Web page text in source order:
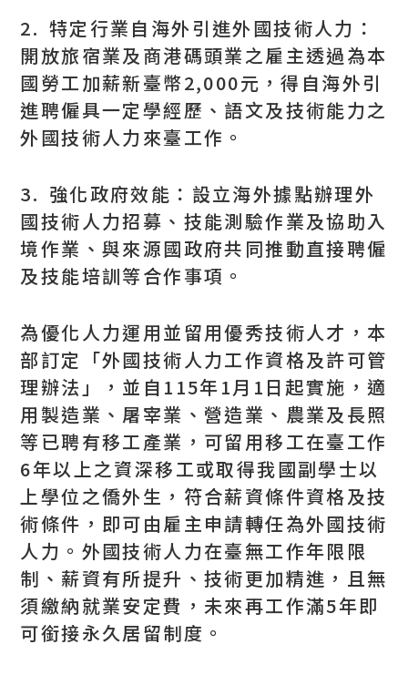
2. 特定行業自海外引進外國技術人力：
開放旅宿業及商港碼頭業之雇主透過為本
國勞工加薪新臺幣2,000元，得自海外引
進聘僱具一定學經歷、語文及技術能力之
外國技術人力來臺工作。
3. 強化政府效能：設立海外據點辦理外
國技術人力招募、技能測驗作業及協助入
境作業、與來源國政府共同推動直接聘僱
及技能培訓等合作事項。
為優化人力運用並留用優秀技術人才，本
部訂定「外國技術人力工作資格及許可管
理辦法」，並自115年1月1日起實施，適
用製造業、屠宰業、營造業、農業及長照
等已聘有移工產業，可留用移工在臺工作
6年以上之資深移工或取得我國副學士以
上學位之僑外生，符合薪資條件資格及技
術條件，即可由雇主申請轉任為外國技術
人力。外國技術人力在臺無工作年限限
制、薪資有所提升、技術更加精進，且無
須繳納就業安定費，未來再工作滿5年即
可銜接永久居留制度。